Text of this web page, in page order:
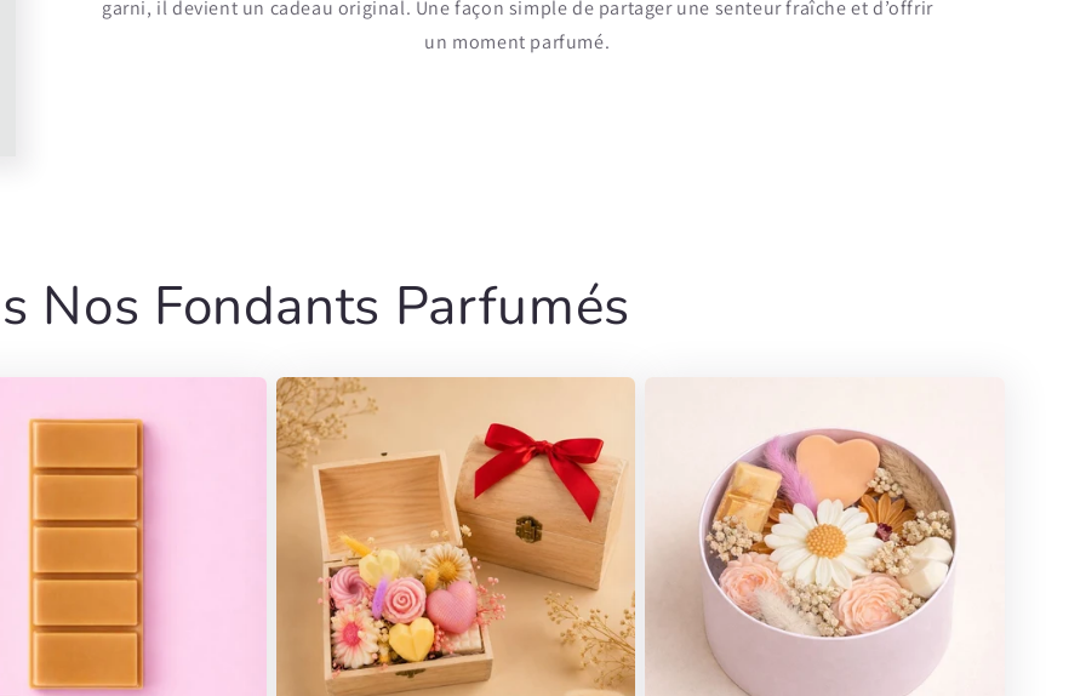
garni, il devient un cadeau original. Une façon simple de partager une senteur fraîche et d’offrir
un moment parfumé.
Nos Fondants Parfumés